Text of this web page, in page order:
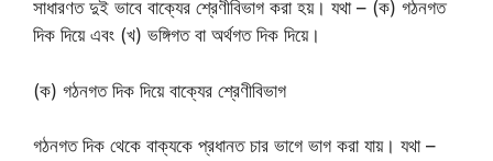
সাধারণত দুই ভাবে বাক্যের শ্রেণীবিভাগ করা হয়। যথা – (ক) গঠনগত
দিক দিয়ে এবং (খ) ভঙ্গিগত বা অর্থগত দিক দিয়ে।
(ক) গঠনগত দিক দিয়ে বাক্যের শ্রেণীবিভাগ
গঠনগত দিক থেকে বাক্যকে প্রধানত চার ভাগে ভাগ করা যায়। যথা –